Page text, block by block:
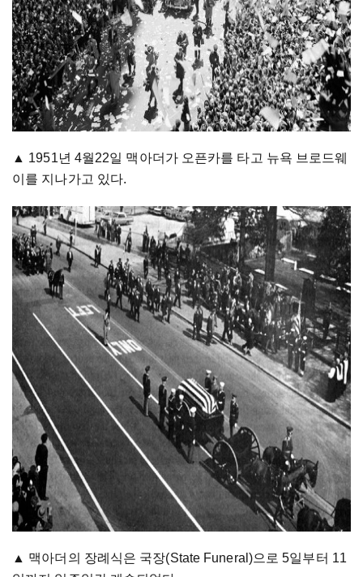
▲ 1951년 4월22일 맥아더가 오픈카를 타고 뉴욕 브로드웨
이를 지나가고 있다.
▲ 맥아더의 장례식은 국장(State Funeral)으로 5일부터 11